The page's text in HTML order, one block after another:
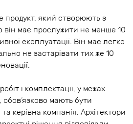
продукт, який створюють з
він має прослужити не менше 10
експлуатації. Він має легко
не застарівати тих же 10
і комплектації, у межах
мають бути
керівна компанія. Архітектори